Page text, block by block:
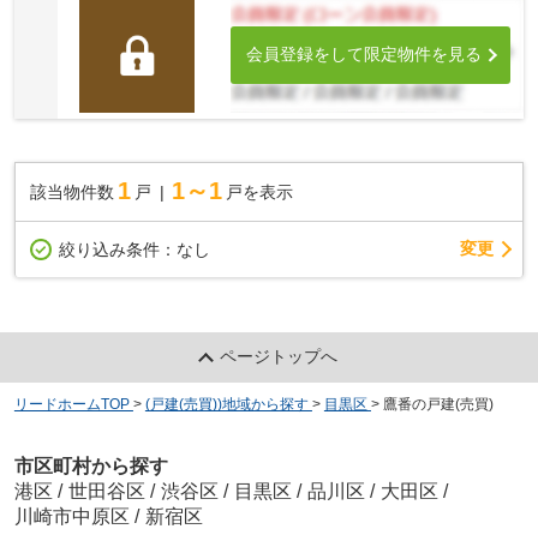
会員登録をして限定物件を見る
該当物件数 1 戸 1～1 戸を表示
絞り込み条件： なし 変更
ページトップへ
リードホームTOP > (戸建(売買))地域から探す > 目黒区 > 鷹番の戸建(売買)
市区町村から探す
港区 / 世田谷区 / 渋谷区 / 目黒区 / 品川区 / 大田区 /
川崎市中原区 / 新宿区